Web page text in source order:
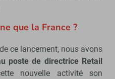
que la France ?
ce lancement, nous avons
poste de directrice Retail
nouvelle activité son